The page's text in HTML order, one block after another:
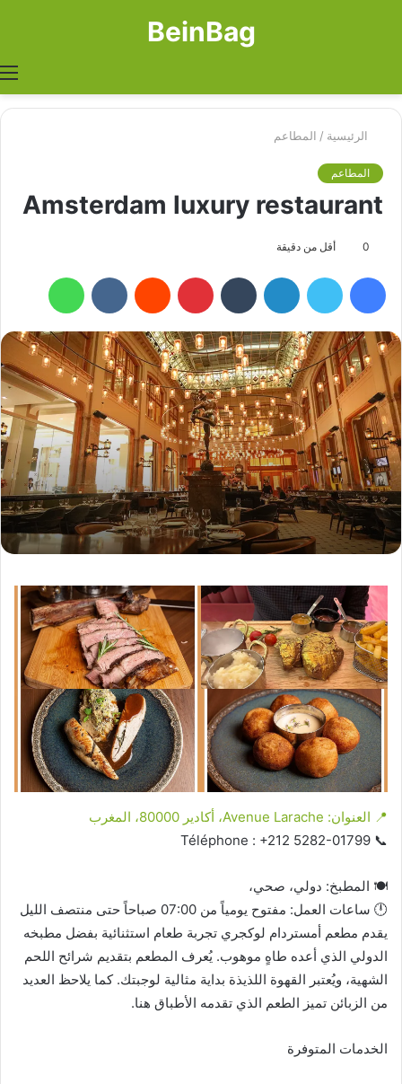
BeinBag
عن
الرئيسية / المطاعم
المطاعم
Amsterdam luxury restaurant
0 أقل من دقيقة
فيسبوك تويتر لينكدإن بينتيريست
📍 العنوان: Avenue Larache، أكادير 80000، المغرب
📞 Téléphone : +212 5282-01799
🍽️ المطبخ: دولي، صحي،
🕛 ساعات العمل: مفتوح يومياً من 07:00 صباحاً حتى منتصف الليل
يقدم مطعم أمستردام لوكجري تجربة طعام استثنائية بفضل مطبخه
الدولي الذي أعده طاهٍ موهوب. يُعرف المطعم بتقديم شرائح اللحم
الشهية، ويُعتبر القهوة اللذيذة بداية مثالية لوجبتك. كما يلاحظ العديد
من الزبائن تميز الطعم الذي تقدمه الأطباق هنا.
الخدمات المتوفرة